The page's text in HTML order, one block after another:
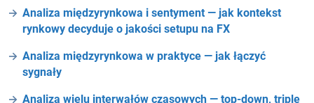
Analiza międzyrynkowa i sentyment — jak kontekst
rynkowy decyduje o jakości setupu na FX
Analiza międzyrynkowa w praktyce — jak łączyć
sygnały
Analiza wielu interwałów czasowych — top-down, triple